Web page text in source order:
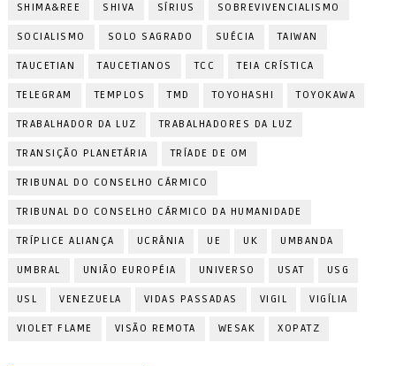
SHIMA&REE SHIVA SÍRIUS SOBREVIVENCIALISMO
SOCIALISMO SOLO SAGRADO SUÉCIA TAIWAN
TAUCETIAN TAUCETIANOS TCC TEIA CRÍSTICA
TELEGRAM TEMPLOS TMD TOYOHASHI TOYOKAWA
TRABALHADOR DA LUZ TRABALHADORES DA LUZ
TRANSIÇÃO PLANETÁRIA TRÍADE DE OM
TRIBUNAL DO CONSELHO CÁRMICO
TRIBUNAL DO CONSELHO CÁRMICO DA HUMANIDADE
TRÍPLICE ALIANÇA UCRÂNIA UE UK UMBANDA
UMBRAL UNIÃO EUROPÉIA UNIVERSO USAT USG
USL VENEZUELA VIDAS PASSADAS VIGIL VIGÍLIA
VIOLET FLAME VISÃO REMOTA WESAK XOPATZ